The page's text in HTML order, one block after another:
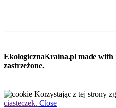
EkologicznaKraina.pl made with
zastrzeżone.
Korzystając z tej strony
ciasteczek. Close